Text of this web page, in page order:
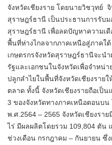
จังหวัดเชียงราย โดยนายวิชวุทย์
สุราษฎร์ธานี เป็นประธานการรับ
สุราษฎร์ธานี เพื่อลดปัญหาความเ
พื้นที่ห่างไกลจากภาคเหนือสู่ภาคใ
เกษตรกรจังหวัดสุราษฎร์ธานีจะน
รัฐและเอกชนในจังหวัดเพื่อจำหน่
ปลูกลำไยในพื้นที่จังหวัดเชียงรายใ
ตลาด ทั้งนี้ จังหวัดเชียงรายถือเป็
3 ของจังหวัดทางภาคเหนือตอนบน
พ.ศ.2564 – 2565 จังหวัดเชียงรา
ไร่ มีผลผลิตโดยรวม 109,804 ตัน
ช่วงเดือน กรกฎาคม – กันยายน ซึ่